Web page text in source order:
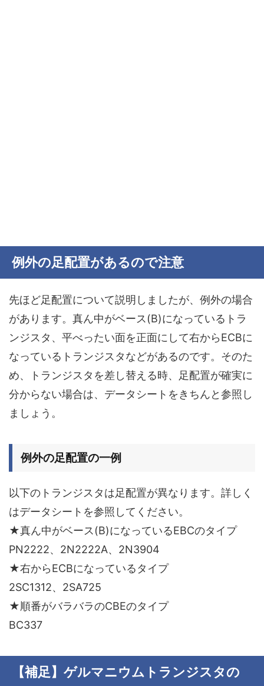
例外の足配置があるので注意
先ほど足配置について説明しましたが、例外の場合
があります。真ん中がベース(B)になっているトラ
ンジスタ、平べったい面を正面にして右からECBに
なっているトランジスタなどがあるのです。そのた
め、トランジスタを差し替える時、 足配置が確実に
分からない場合は、データシートをきちんと参照し
ましょう。
例外の足配置の一例
以下のトランジスタは足配置が異なります。詳しく
はデータシートを参照してください。
★真ん中がベース(B)になっているEBCのタイプ
PN2222、2N2222A、2N3904
★右からECBになっているタイプ
2SC1312、2SA725
★順番がバラバラのCBEのタイプ
BC337
【補足】ゲルマニウムトランジスタの